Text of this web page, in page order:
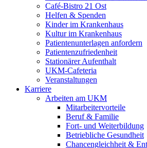
Café-Bistro 21 Ost
Helfen & Spenden
Kinder im Krankenhaus
Kultur im Krankenhaus
Patientenunterlagen anfordern
Patientenzufriedenheit
Stationärer Aufenthalt
UKM-Cafeteria
Veranstaltungen
Karriere
Arbeiten am UKM
Mitarbeitervorteile
Beruf & Familie
Fort- und Weiterbildung
Betriebliche Gesundheit
Chancengleichheit &